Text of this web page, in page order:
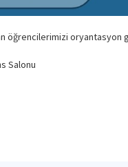
öğrencilerimizi oryantasyon
Salonu